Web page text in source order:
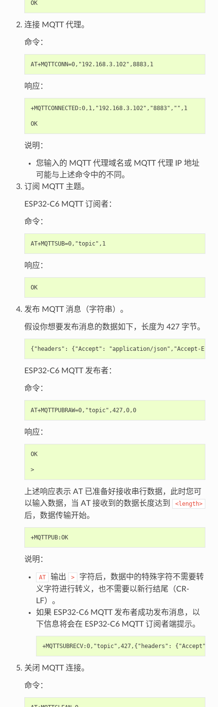
OK
连接 MQTT 代理。
命令：
AT+MQTTCONN=0,"192.168.3.102",8883,1
响应：
+MQTTCONNECTED:0,1,"192.168.3.102","8883","",1
OK
说明：
您输入的 MQTT 代理域名或 MQTT 代理 IP 地址
可能与上述命令中的不同。
订阅 MQTT 主题。
ESP32-C6 MQTT 订阅者：
命令：
AT+MQTTSUB=0,"topic",1
响应：
OK
发布 MQTT 消息（字符串）。
假设你想要发布消息的数据如下，长度为 427 字节。
ESP32-C6 MQTT 发布者：
命令：
AT+MQTTPUBRAW=0,"topic",427,0,0
响应：
OK
>
上述响应表示 AT 已准备好接收串行数据，此时您可
以输入数据，当 AT 接收到的数据长度达到
<length>
后，数据传输开始。
+MQTTPUB:OK
说明：
AT 输出 >
字符后，数据中的特殊字符不需要转
义字符进行转义，也不需要以新行结尾（CR-
LF）。
如果 ESP32-C6 MQTT 发布者成功发布消息，以
下信息将会在 ESP32-C6 MQTT 订阅者端提示。
关闭 MQTT 连接。
命令：